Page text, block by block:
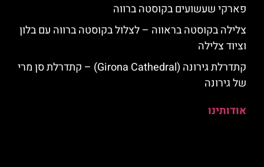
פארקי שעשועים בקוסטה ברווה
צלילה בקוסטה בראווה – לצלול בקוסטה ברווה עם בלון
וציוד צלילה
קתדרלת גירונה (Girona Cathedral) – קתדרלת סן מרי
של גירונה
אודותינו